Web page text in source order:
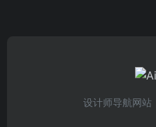
设计师导航网站